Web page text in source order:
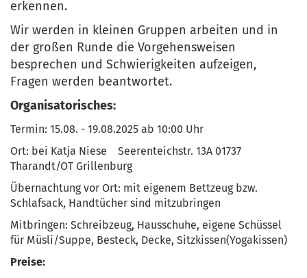
erkennen.
Wir werden in kleinen Gruppen arbeiten und in
der großen Runde die Vorgehensweisen
besprechen und Schwierigkeiten aufzeigen,
Fragen werden beantwortet.
Organisatorisches:
Termin: 15.08. - 19.08.2025 ab 10:00 Uhr
Ort: bei Katja Niese Seerenteichstr. 13A 01737
Tharandt/OT Grillenburg
Übernachtung vor Ort: mit eigenem Bettzeug bzw.
Schlafsack, Handtücher sind mitzubringen
Mitbringen: Schreibzeug, Hausschuhe, eigene Schüssel
für Müsli/Suppe, Besteck, Decke, Sitzkissen(Yogakissen)
Preise: